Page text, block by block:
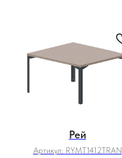
Рей
Артикул: RYMT1412TRAN